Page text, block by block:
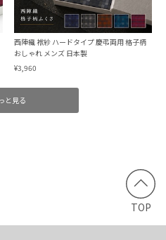
西陣織 袱紗 ハードタイプ 慶弔両用 格子柄
おしゃれ メンズ 日本製
¥3,960
と見る
TOP